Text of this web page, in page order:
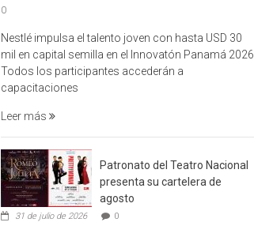
0
Nestlé impulsa el talento joven con hasta USD 30
mil en capital semilla en el Innovatón Panamá 2026
Todos los participantes accederán a
capacitaciones
Leer más
Patronato del Teatro Nacional
presenta su cartelera de
agosto
31 de julio de 2026 0